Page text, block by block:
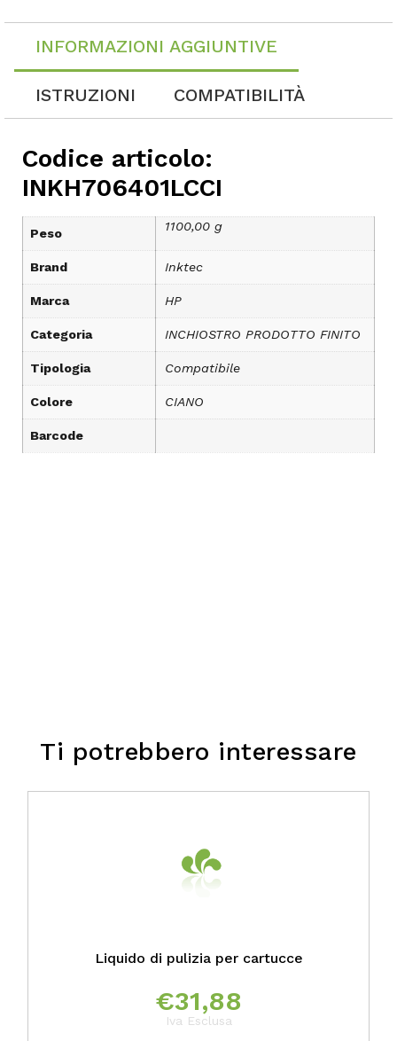
INFORMAZIONI AGGIUNTIVE
ISTRUZIONI COMPATIBILITÀ
Codice articolo:
INKH706401LCCI
Peso 1100,00 g
Brand Inktec
Marca HP
Categoria INCHIOSTRO PRODOTTO FINITO
Tipologia Compatibile
Colore CIANO
Barcode
Ti potrebbero interessare
Liquido di pulizia per cartucce
€31,88
Iva Esclusa